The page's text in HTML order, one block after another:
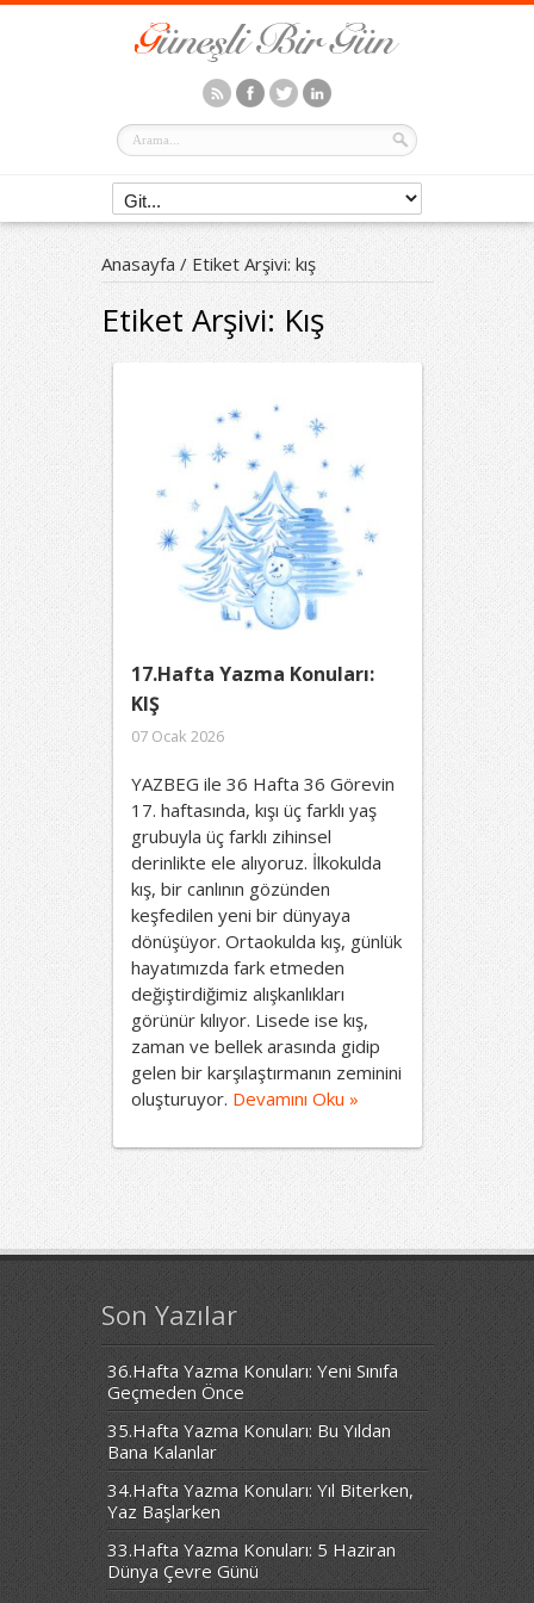
Anasayfa / Etiket Arşivi: kış
Etiket Arşivi:Kış
17.Hafta Yazma Konuları:
KIŞ
07 Ocak 2026
YAZBEG ile 36 Hafta 36 Görevin
17. haftasında, kışı üç farklı yaş
grubuyla üç farklı zihinsel
derinlikte ele alıyoruz. İlkokulda
kış, bir canlının gözünden
keşfedilen yeni bir dünyaya
dönüşüyor. Ortaokulda kış, günlük
hayatımızda fark etmeden
değiştirdiğimiz alışkanlıkları
görünür kılıyor. Lisede ise kış,
zaman ve bellek arasında gidip
gelen bir karşılaştırmanın zeminini
oluşturuyor. Devamını Oku »
Son Yazılar
36.Hafta Yazma Konuları: Yeni Sınıfa
Geçmeden Önce
35.Hafta Yazma Konuları: Bu Yıldan
Bana Kalanlar
34.Hafta Yazma Konuları: Yıl Biterken,
Yaz Başlarken
33.Hafta Yazma Konuları: 5 Haziran
Dünya Çevre Günü